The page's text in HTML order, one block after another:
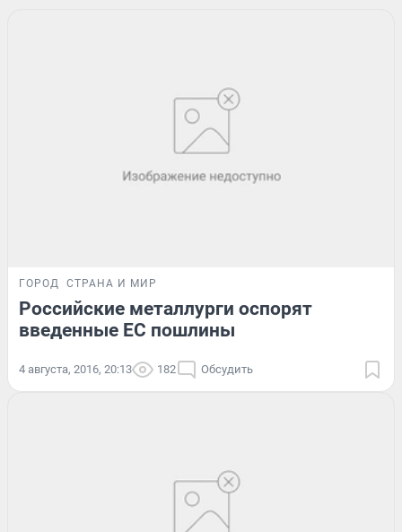
ГОРОД СТРАНА И МИР
Российские металлурги оспорят
введенные ЕС пошлины
4 августа, 2016, 20:13 182 Обсудить